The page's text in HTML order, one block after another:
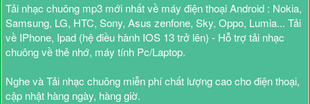
Tải nhạc chuông mp3 mới nhất về máy điện thoại Android : Nokia,
Samsung, LG, HTC, Sony, Asus zenfone, Sky, Oppo, Lumia... Tải
về IPhone, Ipad (hệ điều hành IOS 13 trở lên) - Hỗ trợ tải nhạc
chuông về thẻ nhớ, máy tính Pc/Laptop.
Nghe và Tải nhạc chuông miễn phí chất lượng cao cho điện thoại,
cập nhật hàng ngày, hàng giờ.